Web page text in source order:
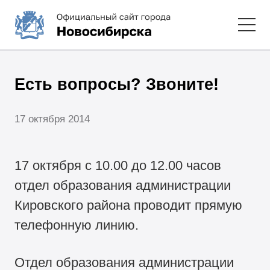
Есть вопросы? Звоните!
17 октября 2014
17 октября с 10.00 до 12.00 часов
отдел образования администрации
Кировского района проводит прямую
телефонную линию.
Отдел образования администрации